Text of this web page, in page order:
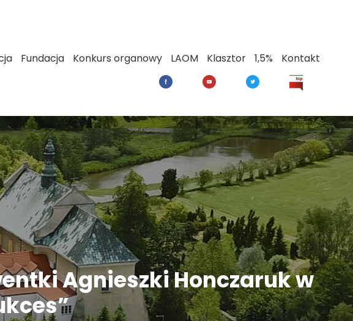
Fundacja Konkurs organowy LAOM Klasztor 1,5% Kontakt
Agnieszki Honczaruk w